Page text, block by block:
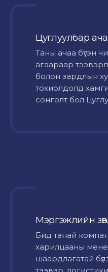
Цуглуулбар
Таны ачаа бүтэн
агаараар
болон зардлын
тохиолдолд
сонголт бол
Мэргэжлийн
Бид танай
харилцааны
шаардлагатай